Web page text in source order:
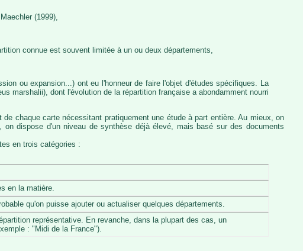
(1999),
connue est souvent limitée à un ou deux départements,
ou expansion...) ont eu l'honneur de faire l'objet d'études spécifiques. La
marshalii), dont l'évolution de la répartition française a abondamment nourri
chaque carte nécessitant pratiquement une étude à part entière. Au mieux, on
dispose d'un niveau de synthèse déjà élevé, mais basé sur des documents
en trois catégories :
en la matière.
qu'on puisse ajouter ou actualiser quelques départements.
représentative. En revanche, dans la plupart des cas, un
: "Midi de la France").